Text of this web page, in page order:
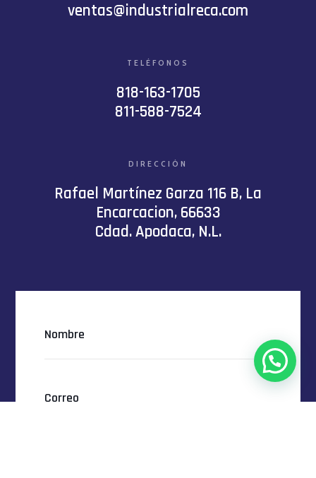
ventas@industrialreca.com
TELÉFONOS
818-163-1705
811-588-7524
DIRECCIÓN
Rafael Martínez Garza 116 B, La
Encarcacion, 66633
Cdad. Apodaca, N.L.